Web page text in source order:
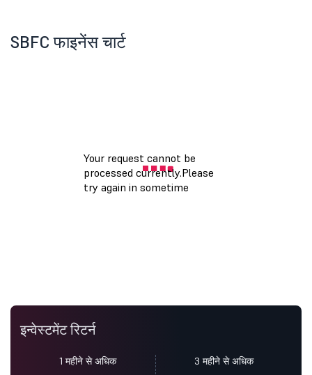
SBFC फाइनेंस चार्ट
इन्वेस्टमेंट रिटर्न
1 महीने से अधिक 3 महीने से अधिक